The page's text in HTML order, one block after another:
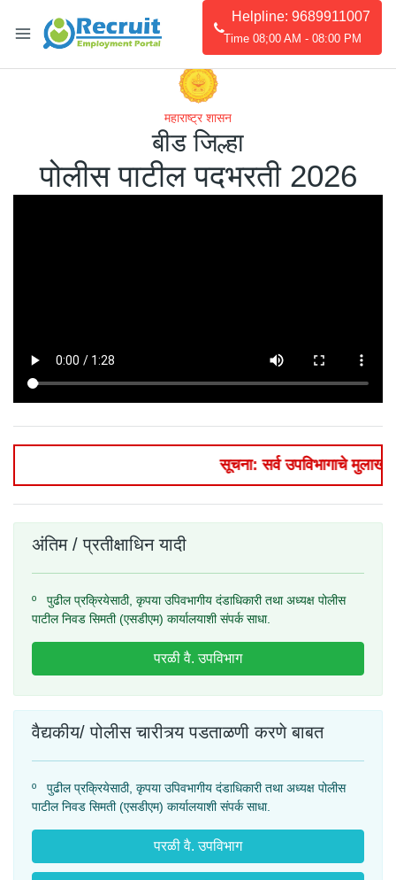
Helpline: 9689911007
Time 08;00 AM - 08:00 PM
महाराष्ट्र शासन
बीड जिल्हा
पोलीस पाटील पदभरती 2026
सूचना: सर्व उपविभागाचे
अंतिम / प्रतीक्षाधिन यादी
º पुढील प्रक्रियेसाठी, कृपया उपिवभागीय दंडाधिकारी तथा अध्यक्ष पोलीस
पाटील निवड सिमती (एसडीएम) कार्यालयाशी संपर्क साधा.
परळी वै. उपविभाग
वैद्यकीय/ पोलीस चारीत्र्य पडताळणी करणे बाबत
º पुढील प्रक्रियेसाठी, कृपया उपिवभागीय दंडाधिकारी तथा अध्यक्ष पोलीस
पाटील निवड सिमती (एसडीएम) कार्यालयाशी संपर्क साधा.
परळी वै. उपविभाग